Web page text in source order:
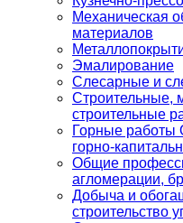
Механическая
материалов
Эмалирование
Слесарные и
Строительные,
строительные
Горные работы
горно-
Общие
агломерации,
Добыча и
строительство